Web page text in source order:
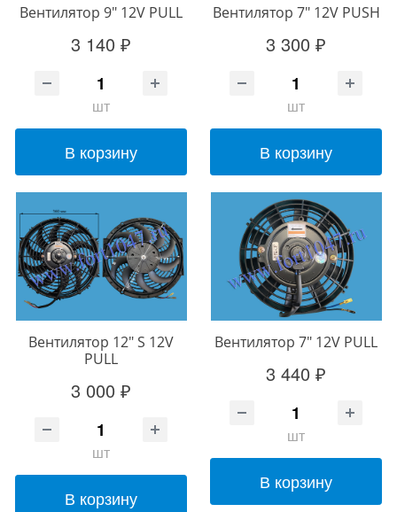
Вентилятор 9" 12V PULL
3 140 ₽
шт
В корзину
Вентилятор 7" 12V PUSH
3 300 ₽
шт
В корзину
Вентилятор 12" S 12V
PULL
3 000 ₽
шт
В корзину
Вентилятор 7" 12V PULL
3 440 ₽
шт
В корзину